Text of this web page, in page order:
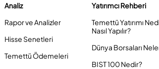
Analiz
Rapor ve Analizler
Hisse Senetleri
Temettü Ödemeleri
Yatırımcı Rehberi
Temettü Yatırımı
Nasıl Yapılır?
Dünya Borsaları
BIST 100 Nedir?